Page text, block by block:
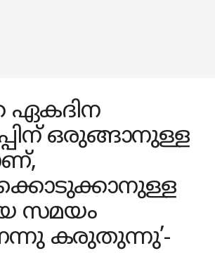
ഏകദിന
ഒരുങ്ങാനുള്ള
സമയം
കരുതുന്നു’-